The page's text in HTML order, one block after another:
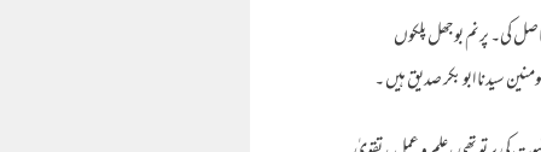
کی۔ پرنم بوجھل پلکوں
سیدنا ابو بکر صدیق ہیں ۔